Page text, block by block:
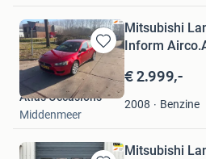
Bewaren
in
Mijn
Favorieten
Mitsubishi
Inform
€ 2.999,-
2008 Benzine
Atlas Occasions
Middenmeer
Mitsubishi